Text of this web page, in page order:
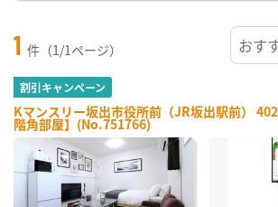
1 件（1/1ページ）
割引キャンペーン
Kマンスリー坂出市役所前（JR坂出駅前）
階角部屋】(No.751766)